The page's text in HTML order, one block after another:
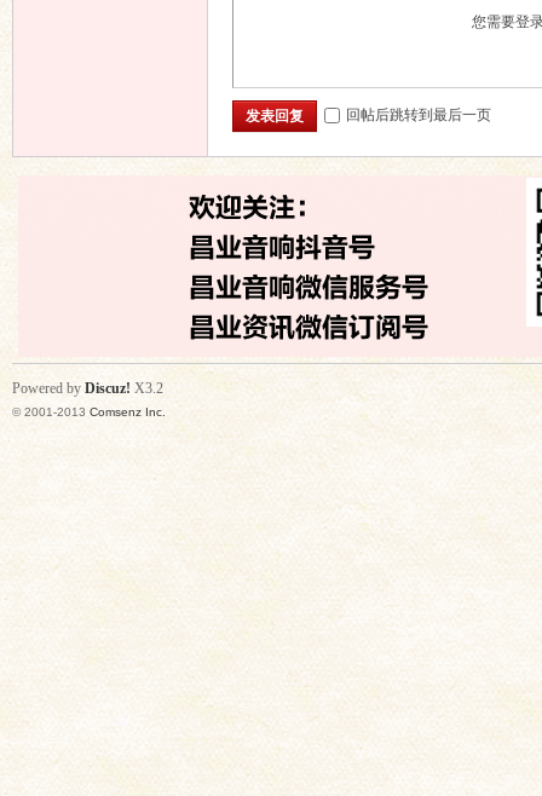
您需要登
发表回复 回帖后跳转到最后一页
Powered by Discuz! X3.2
© 2001-2013 Comsenz Inc.